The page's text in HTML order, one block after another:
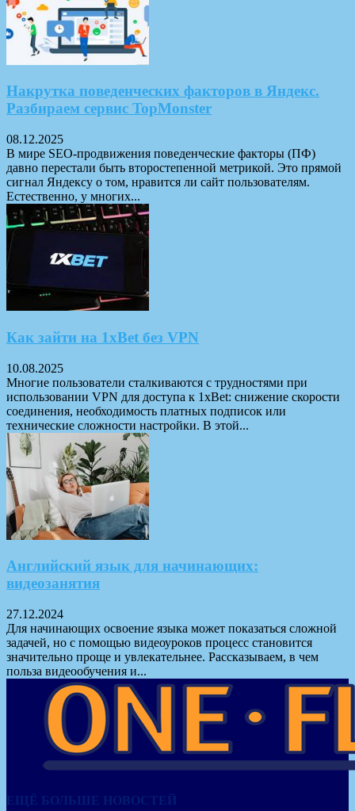
Накрутка поведенческих факторов в Яндекс.
Разбираем сервис TopMonster
08.12.2025
В мире SEO-продвижения поведенческие факторы (ПФ)
давно перестали быть второстепенной метрикой. Это прямой
сигнал Яндексу о том, нравится ли сайт пользователям.
Естественно, у многих...
Как зайти на 1xBet без VPN
10.08.2025
Многие пользователи сталкиваются с трудностями при
использовании VPN для доступа к 1xBet: снижение скорости
соединения, необходимость платных подписок или
технические сложности настройки. В этой...
Английский язык для начинающих:
видеозанятия
27.12.2024
Для начинающих освоение языка может показаться сложной
задачей, но с помощью видеоуроков процесс становится
значительно проще и увлекательнее. Рассказываем, в чем
польза видеообучения и...
ЕЩЁ БОЛЬШЕ НОВОСТЕЙ